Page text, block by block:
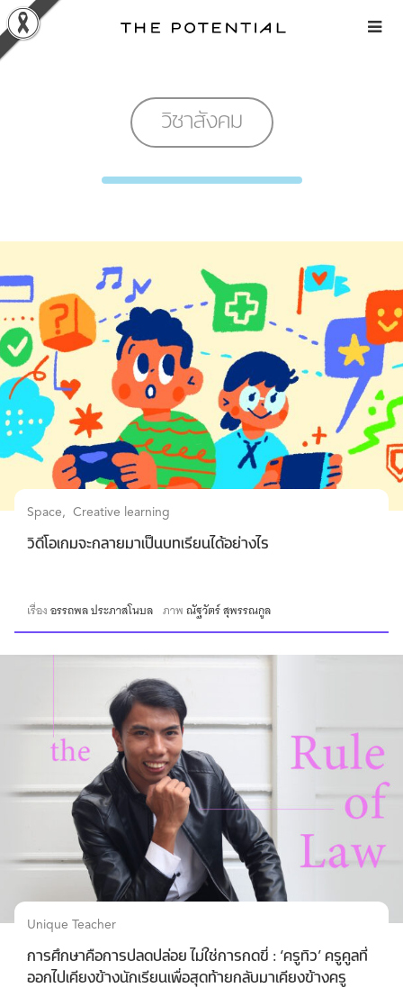
Skip
to
content
วิชาสังคม
Space Creative learning
วิดีโอเกมจะกลายมาเป็นบทเรียนได้อย่างไร
เรื่องอรรถพล ประภาสโนบล ภาพณัฐวัตร์ สุพรรณกูล
Unique Teacher
การศึกษาคือการปลดปล่อย ไม่ใช่การกดขี่ : ‘ครูทิว’ ครูคูลที่
ออกไปเคียงข้างนักเรียนเพื่อสุดท้ายกลับมาเคียงข้างครู